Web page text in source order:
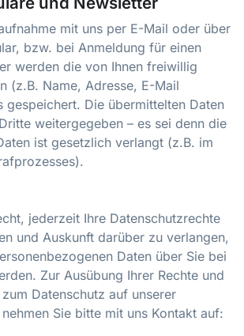
mit uns per E-Mail oder über
bzw. bei Anmeldung für einen
werden die von Ihnen freiwillig
(z.B. Name, Adresse, E-Mail
gespeichert. Die übermittelten Daten
weitergegeben – es sei denn die
ist gesetzlich verlangt (z.B. im
jederzeit Ihre Datenschutzrechte
und Auskunft darüber zu verlangen,
Daten über Sie bei
Zur Ausübung Ihrer Rechte und
Datenschutz auf unserer
Sie bitte mit uns Kontakt auf: